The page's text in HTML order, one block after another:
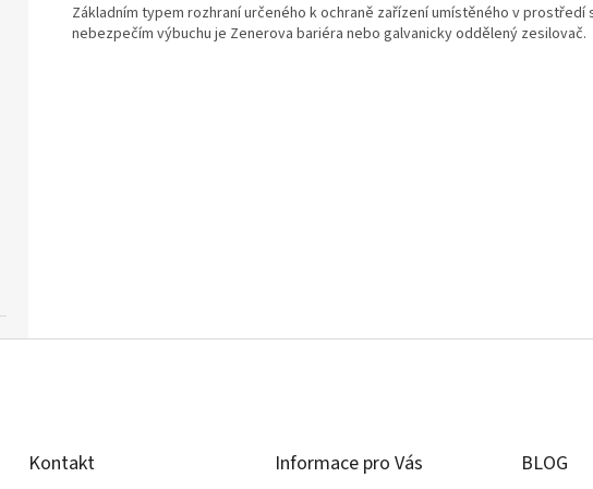
Základním typem rozhraní určeného k ochraně zařízení umístěného v prostředí
nebezpečím výbuchu je Zenerova bariéra nebo galvanicky oddělený zesilovač.
Kontakt Informace pro Vás BLOG